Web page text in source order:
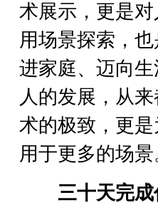
术展示，更是
用场景探索，
进家庭、迈向
人的发展，从
术的极致，更
用于更多的场景
三十天完成